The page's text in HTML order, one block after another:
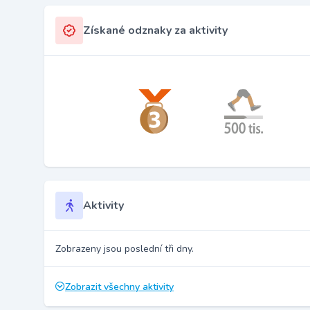
Získané odznaky za aktivity
Aktivity
Zobrazeny jsou poslední tři dny.
Zobrazit všechny aktivity